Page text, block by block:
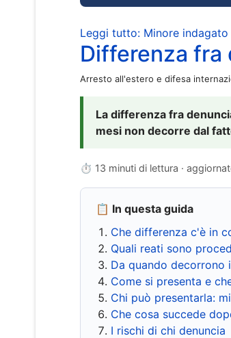
Leggi tutto: Minore
Differenza fra
Arresto all'estero e difesa
La differenza fra
mesi non decorre dal
⏱ 13 minuti di lettura ·
📋 In questa guida
Che differenza c'è in
Quali reati sono
Da quando decorrono
Come si presenta e
Chi può presentarla:
Che cosa succede
I rischi di chi denuncia